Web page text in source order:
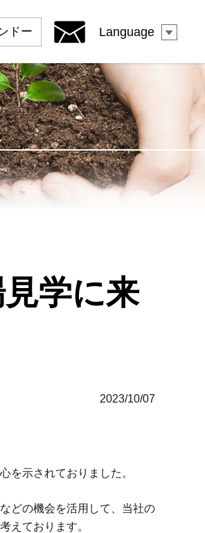
ドー Language
学に来
2023/10/07
を示されておりました。
どの機会を活用して、当社の
えております。